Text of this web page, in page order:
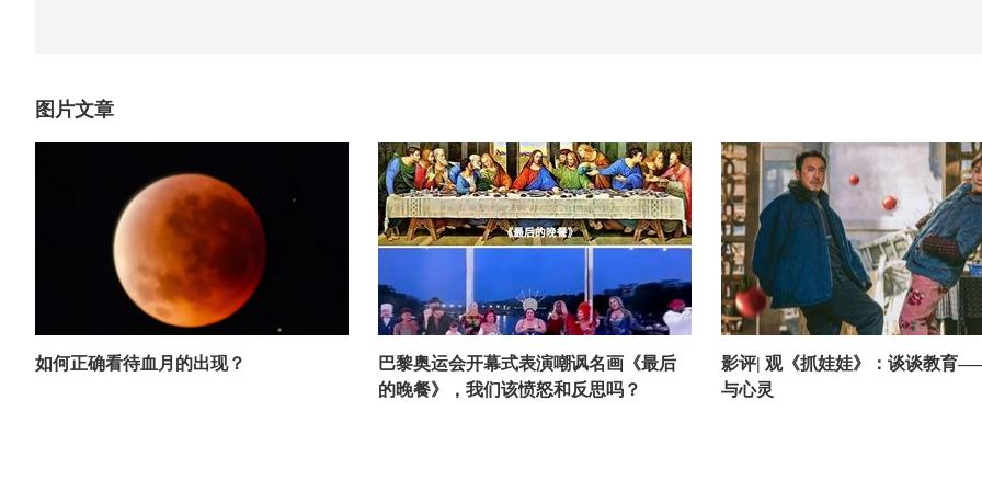
图片文章
如何正确看待血月的出现？
巴黎奥运会开幕式表演嘲讽名画《最后
的晚餐》，我们该愤怒和反思吗？
影评| 观《抓娃娃》：谈谈教育
与心灵